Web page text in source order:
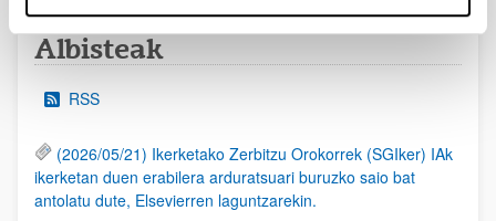
Albisteak
RSS
(2026/05/21) Ikerketako Zerbitzu Orokorrek (SGIker) IAk
ikerketan duen erabilera arduratsuari buruzko saio bat
antolatu dute, Elsevierren laguntzarekin.